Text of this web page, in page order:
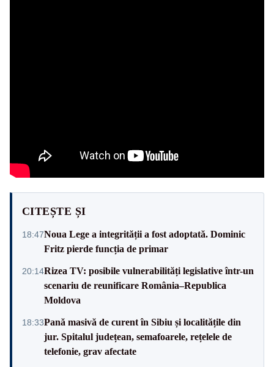
CITEȘTE ȘI
18:47Noua Lege a integrității a fost adoptată. Dominic
Fritz pierde funcția de primar
20:14Rizea TV: posibile vulnerabilități legislative într-un
scenariu de reunificare România–Republica
Moldova
18:33Pană masivă de curent în Sibiu și localitățile din
jur. Spitalul județean, semafoarele, rețelele de
telefonie, grav afectate